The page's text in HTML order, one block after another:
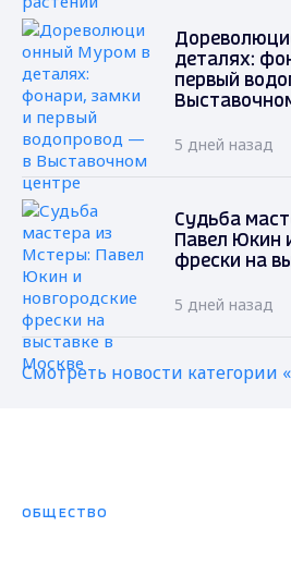
деталях:
первый
5 дней назад
Судьба
Павел Юкин
фрески на
5 дней назад
Смотреть новости категории
ОБЩЕСТВО